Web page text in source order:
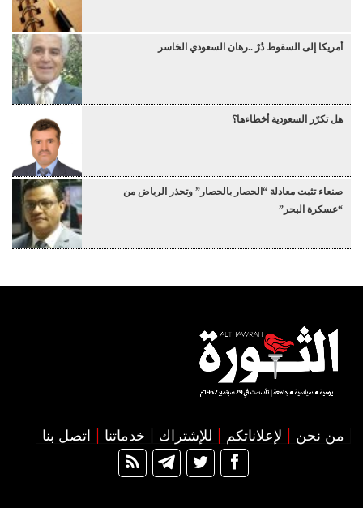
أمريكا إلى السقوط دُرْ ..رهان السعودي الخاسر
هل تكرّر السعودية أخطاءها؟
صنعاء تثبت معادلة “الحصار بالحصار” وتحذر الرياض من
“عسكرة البحر”
من نحن لإعلاناتكم للإشتراك خدماتنا اتصل بنا